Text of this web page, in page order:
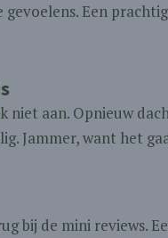
Een
niet aan. Opnieuw
Jammer, want het
bij de mini reviews.